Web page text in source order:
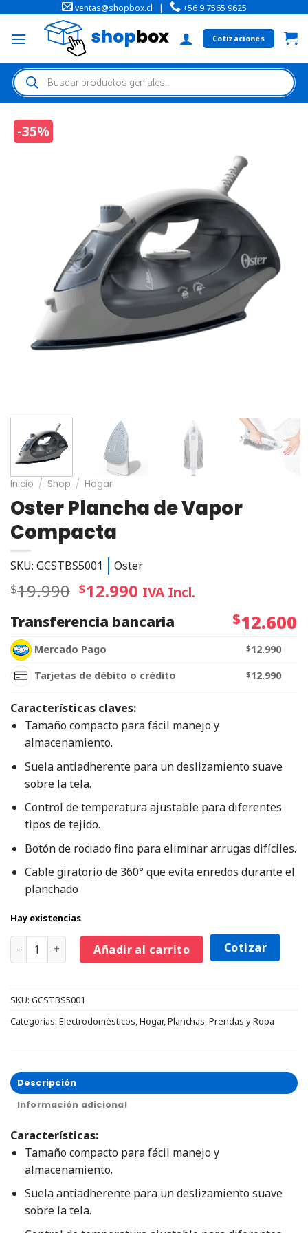
ventas@shopbox.cl | +56 9 7565 9625
Cotizaciones
-35%
Inicio / Shop / Hogar
Oster Plancha de Vapor
Compacta
SKU: GCSTBS5001 Oster
$19.990 $12.990 IVA Incl.
Transferencia bancaria
$12.600
Mercado Pago $12.990
Tarjetas de débito o crédito
$12.990
Características claves:
Tamaño compacto para fácil manejo y
almacenamiento.
Suela antiadherente para un deslizamiento suave
sobre la tela.
Control de temperatura ajustable para diferentes
tipos de tejido.
Botón de rociado fino para eliminar arrugas difíciles.
Cable giratorio de 360° que evita enredos durante el
planchado
Hay existencias
Añadir al carrito Cotizar
SKU: GCSTBS5001
Categorías: Electrodomésticos,Hogar,Planchas,Prendas y Ropa
Descripción
Información adicional
Características:
Tamaño compacto para fácil manejo y
almacenamiento.
Suela antiadherente para un deslizamiento suave
sobre la tela.